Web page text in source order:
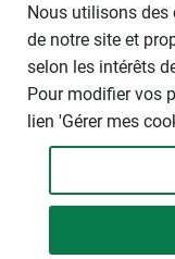
Contenance
23,89 €
Nous utilisons des
de notre site et
selon les intérêts
Pour modifier vos
lien 'Gérer mes